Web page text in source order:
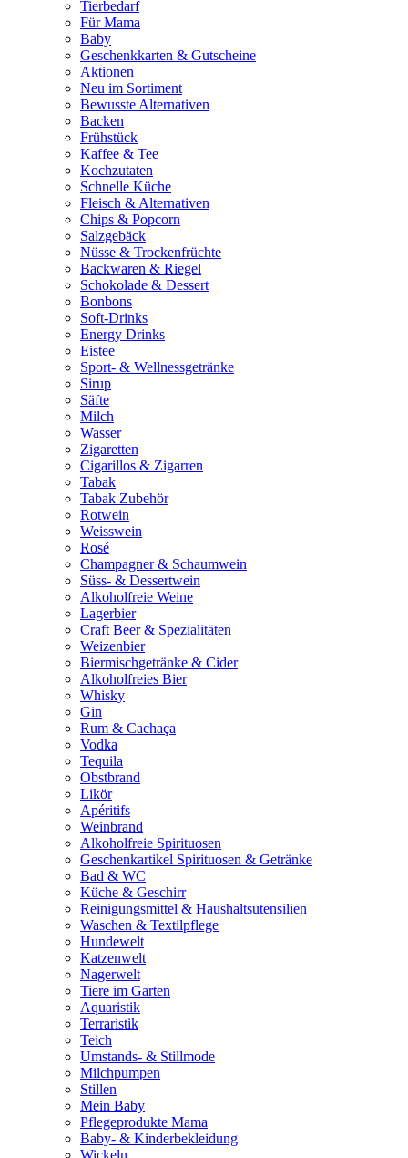
Tierbedarf
Für Mama
Baby
Geschenkkarten & Gutscheine
Aktionen
Neu im Sortiment
Bewusste Alternativen
Backen
Frühstück
Kaffee & Tee
Kochzutaten
Schnelle Küche
Fleisch & Alternativen
Chips & Popcorn
Salzgebäck
Nüsse & Trockenfrüchte
Backwaren & Riegel
Schokolade & Dessert
Bonbons
Soft-Drinks
Energy Drinks
Eistee
Sport- & Wellnessgetränke
Sirup
Säfte
Milch
Wasser
Zigaretten
Cigarillos & Zigarren
Tabak
Tabak Zubehör
Rotwein
Weisswein
Rosé
Champagner & Schaumwein
Süss- & Dessertwein
Alkoholfreie Weine
Lagerbier
Craft Beer & Spezialitäten
Weizenbier
Biermischgetränke & Cider
Alkoholfreies Bier
Whisky
Gin
Rum & Cachaça
Vodka
Tequila
Obstbrand
Likör
Apéritifs
Weinbrand
Alkoholfreie Spirituosen
Geschenkartikel Spirituosen & Getränke
Bad & WC
Küche & Geschirr
Reinigungsmittel & Haushaltsutensilien
Waschen & Textilpflege
Hundewelt
Katzenwelt
Nagerwelt
Tiere im Garten
Aquaristik
Terraristik
Teich
Umstands- & Stillmode
Milchpumpen
Stillen
Mein Baby
Pflegeprodukte Mama
Baby- & Kinderbekleidung
Wickeln